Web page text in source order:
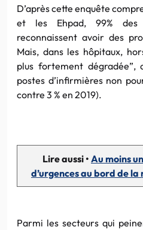
D’après cette enquête
et les Ehpad, 99% des
reconnaissent avoir des
Mais, dans les hôpitaux,
plus fortement dégradée”,
postes d’infirmières non
contre 3 % en 2019).
Lire aussi • Au moins
d’urgences au bord de
Parmi les secteurs qui